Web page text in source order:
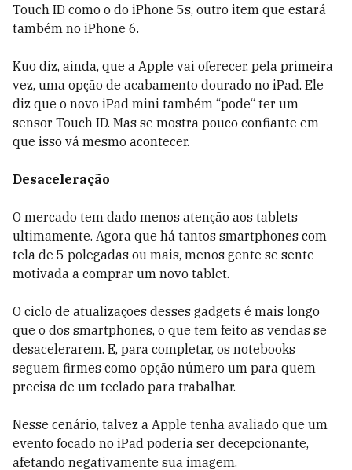
Touch ID como o do iPhone 5s, outro item que estará
também no iPhone 6.
Kuo diz, ainda, que a Apple vai oferecer, pela primeira
vez, uma opção de acabamento dourado no iPad. Ele
diz que o novo iPad mini também “pode“ ter um
sensor Touch ID. Mas se mostra pouco confiante em
que isso vá mesmo acontecer.
Desaceleração
O mercado tem dado menos atenção aos tablets
ultimamente. Agora que há tantos smartphones com
tela de 5 polegadas ou mais, menos gente se sente
motivada a comprar um novo tablet.
O ciclo de atualizações desses gadgets é mais longo
que o dos smartphones, o que tem feito as vendas se
desacelerarem. E, para completar, os notebooks
seguem firmes como opção número um para quem
precisa de um teclado para trabalhar.
Nesse cenário, talvez a Apple tenha avaliado que um
evento focado no iPad poderia ser decepcionante,
afetando negativamente sua imagem.